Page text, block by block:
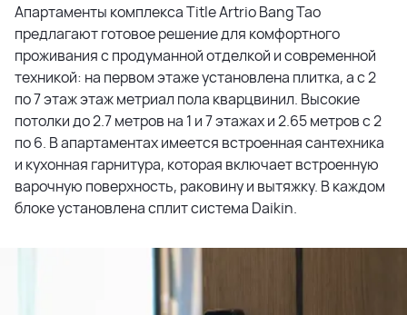
Апартаменты комплекса Title Artrio Bang Tao
предлагают готовое решение для комфортного
проживания с продуманной отделкой и современной
техникой: на первом этаже установлена плитка, а с 2
по 7 этаж этаж метриал пола кварцвинил. Высокие
потолки до 2.7 метров на 1 и 7 этажах и 2.65 метров с 2
по 6. В апартаментах имеется встроенная сантехника
и кухонная гарнитура, которая включает встроенную
варочную поверхность, раковину и вытяжку. В каждом
блоке установлена сплит система Daikin.